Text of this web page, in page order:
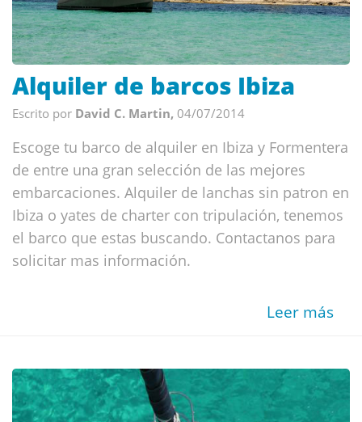
Alquiler de barcos Ibiza
Escrito por David C. Martin, 04/07/2014
Escoge tu barco de alquiler en Ibiza y Formentera
de entre una gran selección de las mejores
embarcaciones. Alquiler de lanchas sin patron en
Ibiza o yates de charter con tripulación, tenemos
el barco que estas buscando. Contactanos para
solicitar mas información.
Leer más